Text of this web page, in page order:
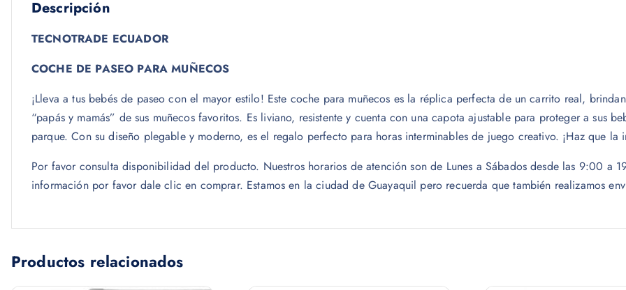
Descripción
TECNOTRADE ECUADOR
COCHE DE PASEO PARA MUÑECOS
¡Lleva a tus bebés de paseo con el mayor estilo! Este coche para muñecos es la réplica perfecta de un carrito real,
“papás y mamás” de sus muñecos favoritos. Es liviano, resistente y cuenta con una capota ajustable para proteger a sus
parque. Con su diseño plegable y moderno, es el regalo perfecto para horas interminables de juego creativo. ¡Haz que
Por favor consulta disponibilidad del producto. Nuestros horarios de atención son de Lunes a Sábados desde las 9:00 a
información por favor dale clic en comprar. Estamos en la ciudad de Guayaquil pero recuerda que también realizamos
Productos relacionados